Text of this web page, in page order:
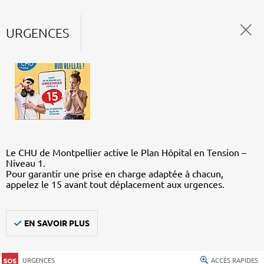
URGENCES
Le CHU de Montpellier active le Plan Hôpital en Tension –
Niveau 1.
Pour garantir une prise en charge adaptée à chacun,
appelez le 15 avant tout déplacement aux urgences.
EN SAVOIR PLUS
URGENCES ACCÈS RAPIDES